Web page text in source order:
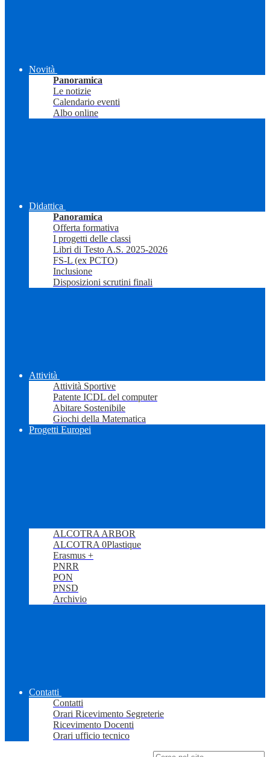
Novità
Panoramica
Le notizie
Calendario eventi
Albo online
Didattica
Panoramica
Offerta formativa
I progetti delle classi
Libri di Testo A.S. 2025-2026
FS-L (ex PCTO)
Inclusione
Disposizioni scrutini finali
Attività
Attività Sportive
Patente ICDL del computer
Abitare Sostenibile
Giochi della Matematica
Progetti Europei
ALCOTRA ARBOR
ALCOTRA 0Plastique
Erasmus +
PNRR
PON
PNSD
Archivio
Contatti
Contatti
Orari Ricevimento Segreterie
Ricevimento Docenti
Orari ufficio tecnico